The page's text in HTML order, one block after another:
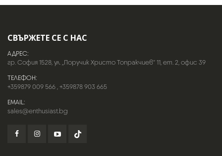
СВЪРЖЕТЕ СЕ С НАС
АДРЕС:
гр. София 1528, ул. „Поручик Христо Топракчиев“ 11, ет. 2, офис 39
ТЕЛЕФОН:
+359879 009 566,+359878 903 665
EMAIL:
sales@enthusiast.bg